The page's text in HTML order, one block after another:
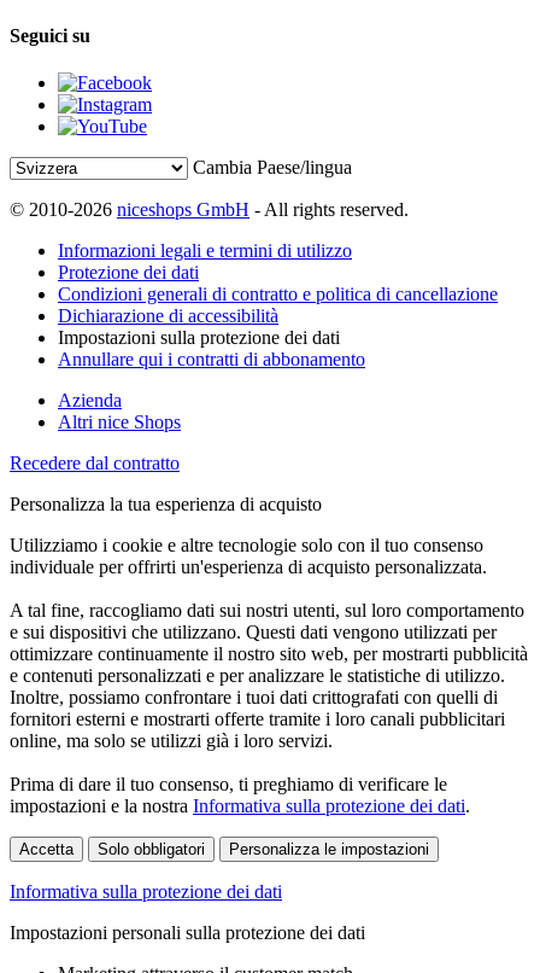
Seguici su
Cambia Paese/lingua
© 2010-2026 niceshops GmbH - All rights reserved.
Informazioni legali e termini di utilizzo
Protezione dei dati
Condizioni generali di contratto e politica di cancellazione
Dichiarazione di accessibilità
Impostazioni sulla protezione dei dati
Annullare qui i contratti di abbonamento
Azienda
Altri nice Shops
Recedere dal contratto
Personalizza la tua esperienza di acquisto
Utilizziamo i cookie e altre tecnologie solo con il tuo consenso
individuale per offrirti un'esperienza di acquisto personalizzata.
A tal fine, raccogliamo dati sui nostri utenti, sul loro comportamento
e sui dispositivi che utilizzano. Questi dati vengono utilizzati per
ottimizzare continuamente il nostro sito web, per mostrarti pubblicità
e contenuti personalizzati e per analizzare le statistiche di utilizzo.
Inoltre, possiamo confrontare i tuoi dati crittografati con quelli di
fornitori esterni e mostrarti offerte tramite i loro canali pubblicitari
online, ma solo se utilizzi già i loro servizi.
Prima di dare il tuo consenso, ti preghiamo di verificare le
impostazioni e la nostra Informativa sulla protezione dei dati.
Accetta Solo obbligatori Personalizza le impostazioni
Informativa sulla protezione dei dati
Impostazioni personali sulla protezione dei dati